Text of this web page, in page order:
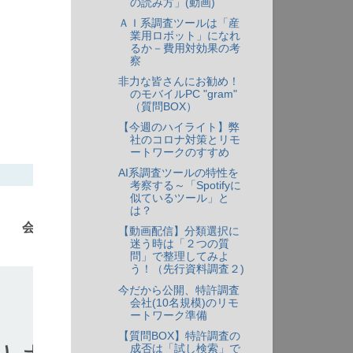
の読み方」(動画)
ＡＩ系調査ツールは「産
業用ロボット」になれ
るか－費用対効果の考
察
非力な皆さんにお勧め！
のモバイルPC "gram"
（質問BOX）
【今週のハイライト】弊
社のコロナ対策とリモ
ートワークのすすめ
AI系調査ツールの特性を
考察する～「Spotifyに
似ているツール」と
は？
【動画配信】分類選択に
迷う時は「２つの質
問」で整理してみよ
う！（先行資料調査２)
今だから公開、特許調査
会社(10名規模)のリモ
ートワーク準備
【質問BOX】特許調査の
成否は「試し検索」で